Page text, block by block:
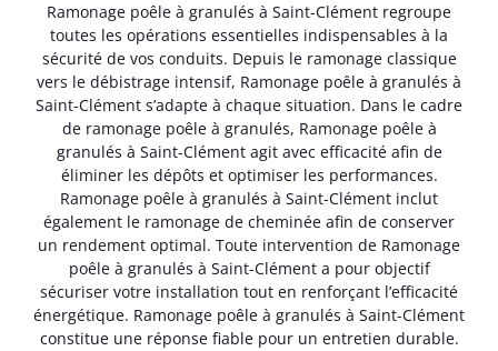
Ramonage poêle à granulés à Saint-Clément regroupe
toutes les opérations essentielles indispensables à la
sécurité de vos conduits. Depuis le ramonage classique
vers le débistrage intensif, Ramonage poêle à granulés à
Saint-Clément s’adapte à chaque situation. Dans le cadre
de ramonage poêle à granulés, Ramonage poêle à
granulés à Saint-Clément agit avec efficacité afin de
éliminer les dépôts et optimiser les performances.
Ramonage poêle à granulés à Saint-Clément inclut
également le ramonage de cheminée afin de conserver
un rendement optimal. Toute intervention de Ramonage
poêle à granulés à Saint-Clément a pour objectif
sécuriser votre installation tout en renforçant l’efficacité
énergétique. Ramonage poêle à granulés à Saint-Clément
constitue une réponse fiable pour un entretien durable.